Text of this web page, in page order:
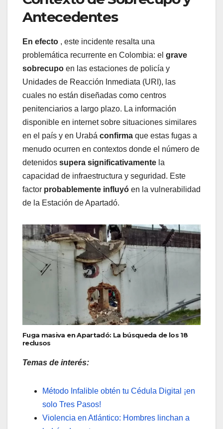
Antecedentes
En efecto , este incidente resalta una
problemática recurrente en Colombia: el grave
sobrecupo en las estaciones de policía y
Unidades de Reacción Inmediata (URI), las
cuales no están diseñadas como centros
penitenciarios a largo plazo. La información
disponible en internet sobre situaciones similares
en el país y en Urabá confirma que estas fugas a
menudo ocurren en contextos donde el número de
detenidos supera significativamente la
capacidad de infraestructura y seguridad. Este
factor probablemente influyó en la vulnerabilidad
de la Estación de Apartadó.
Fuga masiva en Apartadó: La búsqueda de los 18
reclusos
Temas de interés:
Método Infalible obtén tu Cédula Digital ¡en
solo Tres Pasos!
Violencia en Atlántico: Hombres linchan a